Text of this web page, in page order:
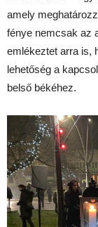
amely
fénye nemcsak az
emlékeztet arra is,
lehetőség a
belső békéhez.